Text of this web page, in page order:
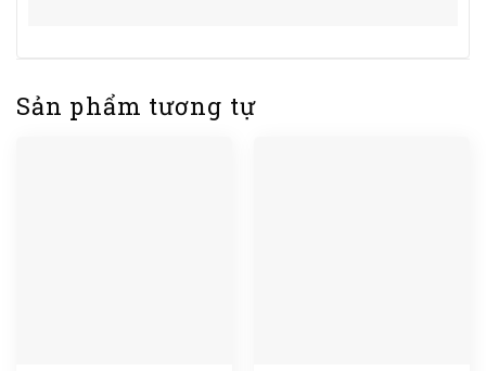
Sản phẩm tương tự